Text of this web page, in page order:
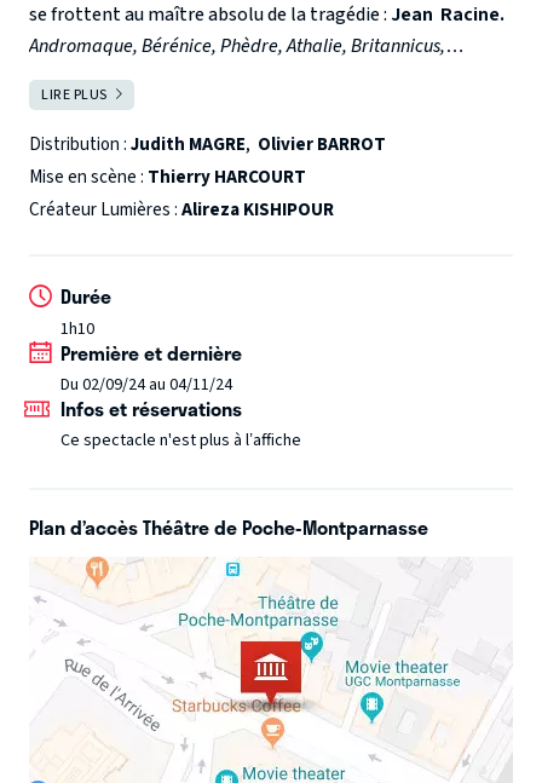
se frottent au maître absolu de la tragédie :Jean Racine.
Andromaque, Bérénice, Phèdre, Athalie, Britannicus,
Bajazet: l’illustre égérie du Poche se fait l’interprète des
héroïnes passionnées de ces œuvres culte, tandis que le
journaliste les présente et les commente.
déclaration d’amour en chair et en mots, en cœur et en
espritau théâtre du Grand Siècle et à son ardent poète.
LIRE PLUS
Distribution :Judith MAGRE, Olivier BARROT
Mise en scène : Thierry HARCOURT
Créateur Lumières :Alireza KISHIPOUR
Durée
1h10
Première et dernière
Du 02/09/24 au 04/11/24
Infos et réservations
Ce spectacle n'est plus à l’affiche
Plan d’accès Théâtre de Poche-Montparnasse